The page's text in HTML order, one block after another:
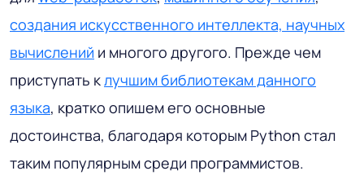
создания искусственного интеллекта, научных
вычислений и многого другого. Прежде чем
приступать клучшим библиотекам данного
языка, кратко опишем его основные
достоинства, благодаря которым Python стал
таким популярным среди программистов.